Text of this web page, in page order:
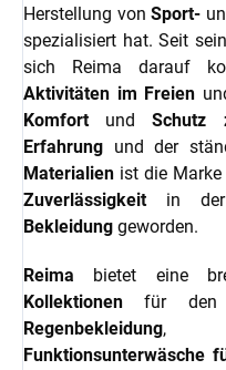
Herstellung vonSport-
spezialisiert hat. Seit
sich Reima darauf
Aktivitäten im Freien
KomfortundSchutz
Erfahrung und der
Materialien ist die
Zuverlässigkeitin der
Bekleidung geworden.
Reima bietet eine
Kollektionen für
Regenbekleidung
Funktionsunterwäsche